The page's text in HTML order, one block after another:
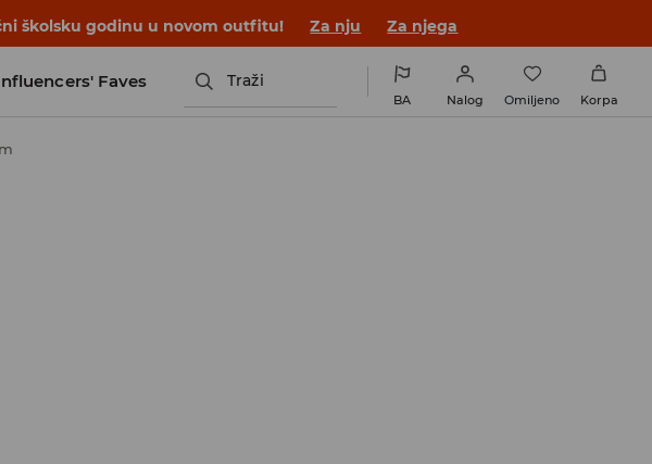
školsku godinu u novom outfitu! Za nju Za njega
Faves Traži
BA Nalog Omiljeno Korpa